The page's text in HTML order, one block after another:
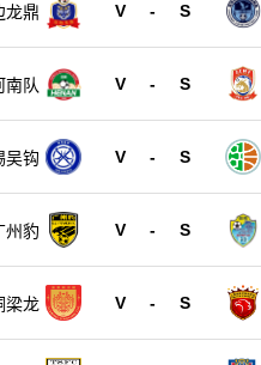
西部
龙鼎 V - S
南队 V - S
吴钩 V - S
州豹 V - S
梁龙 V - S